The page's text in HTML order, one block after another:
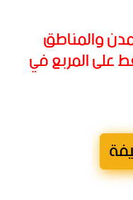
والمناطق
على المربع في